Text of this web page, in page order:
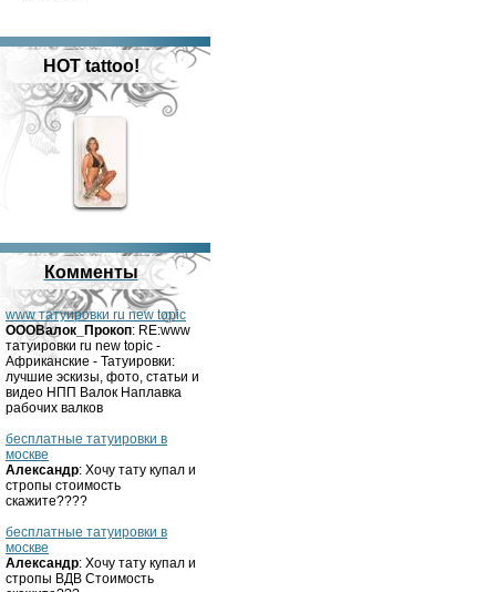
HOT tattoo!
Комменты
www татуировки ru new topic
OOOВалок_Прокоп: RE:www
татуировки ru new topic -
Африканские - Татуировки:
лучшие эскизы, фото, статьи и
видео НПП Валок Наплавка
рабочих валков
бесплатные татуировки в
москве
Александр: Хочу тату купал и
стропы стоимость
скажите????
бесплатные татуировки в
москве
Александр: Хочу тату купал и
стропы ВДВ Стоимость